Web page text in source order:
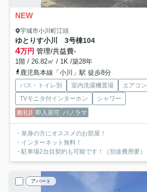
NEW
宇城市小川町江頭
ゆとりす小川 3号棟104
4万円 管理/共益費-
1階 / 26.82㎡ / 1K /築28年
鹿児島本線「小川」駅 徒歩8分
バス・トイレ別 室内洗濯機置場 エアコン
TVモニタ付インターホン
シャワー
敷礼0 即入居可 パノラマ
・単身の方にオススメのお部屋！
・インターネット無料！
・駐車場2台目契約も可能です！（別途費用要）
アパート